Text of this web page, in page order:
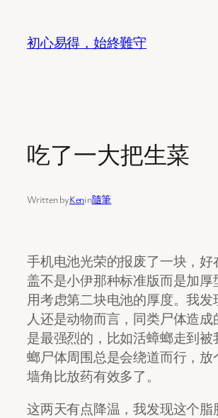
content
初心易得，始終難守
吃了一大把生菜
Written byKenin隨筆
手机电池光荣的报废了一块，好
盖不是小伊那种标准版而是加厚
用考虑第二块电池的厚度。我发
人还是动物而言，同类尸体造成
是最强烈的，比如活蟑螂走到被
螂尸体周围总是会绕道而行，放
墙角比放药有效多了。
这两天有点降温，我发现这个脂